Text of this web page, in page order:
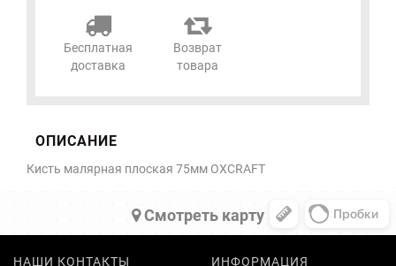
Бесплатная
доставка
Возврат
товара
ОПИСАНИЕ
Кисть малярная плоская 75мм OXCRAFT
Cмотреть карту
НАШИ КОНТАКТЫ
ИНФОРМАЦИЯ